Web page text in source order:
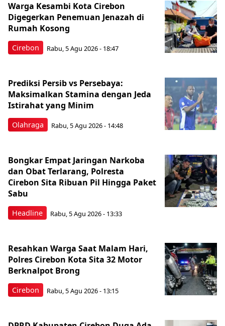
Cirebon
Warga Kesambi Kota Cirebon
Digegerkan Penemuan Jenazah di
Rumah Kosong
Rabu, 5 Agu 2026 - 18:47
Olahraga
Prediksi Persib vs Persebaya:
Maksimalkan Stamina dengan Jeda
Istirahat yang Minim
Rabu, 5 Agu 2026 - 14:48
Headline
Bongkar Empat Jaringan Narkoba
dan Obat Terlarang, Polresta
Cirebon Sita Ribuan Pil Hingga Paket
Sabu
Rabu, 5 Agu 2026 - 13:33
Cirebon
Resahkan Warga Saat Malam Hari,
Polres Cirebon Kota Sita 32 Motor
Berknalpot Brong
Rabu, 5 Agu 2026 - 13:15